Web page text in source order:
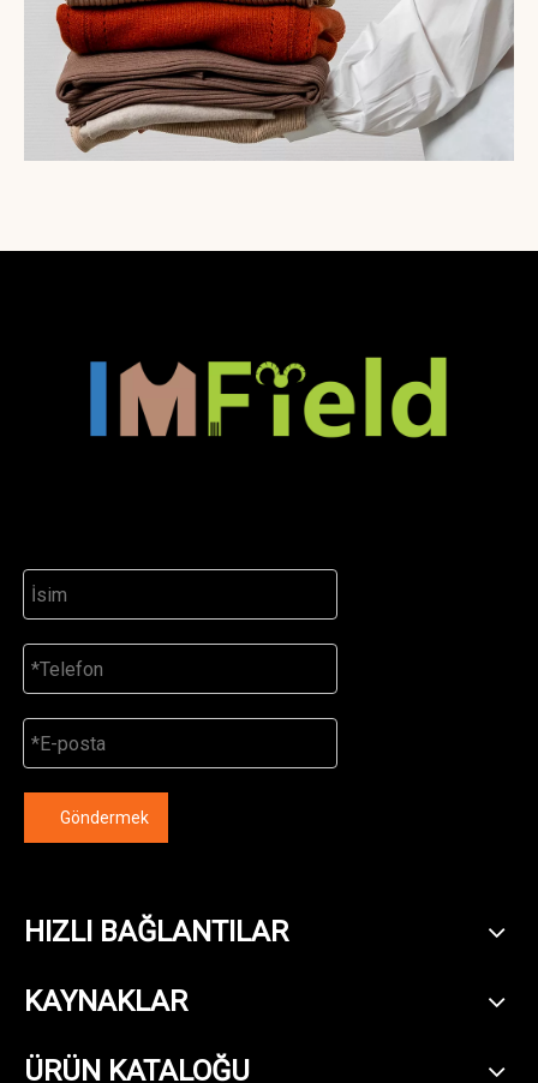
Göndermek
HIZLI BAĞLANTILAR
KAYNAKLAR
ÜRÜN KATALOĞU